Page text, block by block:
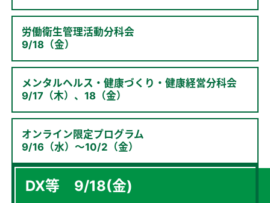
労働衛生管理活動分科会
9/18（金）
メンタルヘルス・健康づくり・健康経営分科会
9/17（木）、18（金）
オンライン限定プログラム
9/16（水）～10/2（金）
DX等 9/18(金)